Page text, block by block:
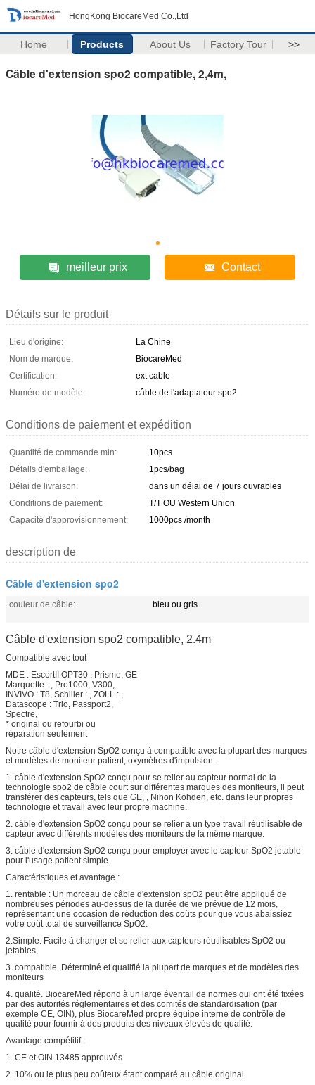
HongKong BiocareMed Co.,Ltd
Home Products About Us Factory Tour >>
Câble d'extension spo2 compatible, 2,4m,
meilleur prix Contact
Détails sur le produit
Lieu d'origine:
La Chine
Nom de marque:
BiocareMed
Certification:
ext cable
Numéro de modèle:
câble de l'adaptateur spo2
Conditions de paiement et expédition
Quantité de commande min:
10pcs
Détails d'emballage:
1pcs/bag
Délai de livraison:
dans un délai de 7 jours ouvrables
Conditions de paiement:
T/T OU Western Union
Capacité d'approvisionnement:
1000pcs /month
description de
Câble d'extension spo2
couleur de câble: bleu ou gris
Câble d'extension spo2 compatible, 2.4m
Compatible avec tout
MDE : EscortII OPT30 : Prisme, GE
Marquette : , Pro1000, V300,
INVIVO : T8, Schiller : , ZOLL : ,
Datascope : Trio, Passport2,
Spectre,
* original ou refourbi ou
réparation seulement
Notre câble d'extension SpO2 conçu à compatible avec la plupart des marques
et modèles de moniteur patient, oxymètres d'impulsion.
1. câble d'extension SpO2 conçu pour se relier au capteur normal de la
technologie spo2 de câble court sur différentes marques des moniteurs, il peut
transférer des capteurs, tels que GE, , Nihon Kohden, etc. dans leur propres
technologie et travail avec leur propre machine.
2. câble d'extension SpO2 conçu pour se relier à un type travail réutilisable de
capteur avec différents modèles des moniteurs de la même marque.
3. câble d'extension SpO2 conçu pour employer avec le capteur SpO2 jetable
pour l'usage patient simple.
Caractéristiques et avantage :
1. rentable : Un morceau de câble d'extension spO2 peut être appliqué de
nombreuses périodes au-dessus de la durée de vie prévue de 12 mois,
représentant une occasion de réduction des coûts pour que vous abaissiez
votre coût total de surveillance SpO2.
2.Simple. Facile à changer et se relier aux capteurs réutilisables SpO2 ou
jetables,
3. compatible. Déterminé et qualifié la plupart de marques et de modèles des
moniteurs
4. qualité. BiocareMed répond à un large éventail de normes qui ont été fixées
par des autorités réglementaires et des comités de standardisation (par
exemple CE, OIN), plus BiocareMed propre équipe interne de contrôle de
qualité pour fournir à des produits des niveaux élevés de qualité.
Avantage compétitif :
1. CE et OIN 13485 approuvés
2. 10% ou le plus peu coûteux étant comparé au câble original